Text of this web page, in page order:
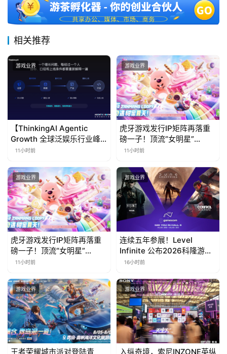
相关推荐
游戏业界
【ThinkingAI Agentic
Growth 全球泛娱乐行业峰
会】Agent 时代，人到底负
11小时前
游戏业界
虎牙游戏发行IP矩阵再落重
磅一子！顶流“女明星”
ZANMANG LOOPY 正版3D
曝光
11小时前
游戏业界
虎牙游戏发行IP矩阵再落重
磅一子！顶流“女明星”
ZANMANG LOOPY 正版3D
曝光
11小时前
游戏业界
连续五年参展！Level
Infinite 公布2026科隆游戏
展产品阵容
16小时前
游戏业界
王者荣耀城市派对登陆青
游戏业界
入纵奇境，索尼INZONE英纵